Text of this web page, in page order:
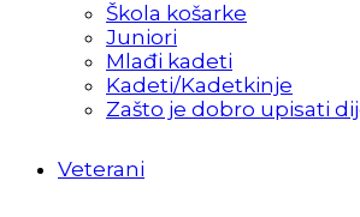
Škola košarke
Juniori
Mlađi kadeti
Kadeti/Kadetkinje
Zašto je dobro upisati
Veterani